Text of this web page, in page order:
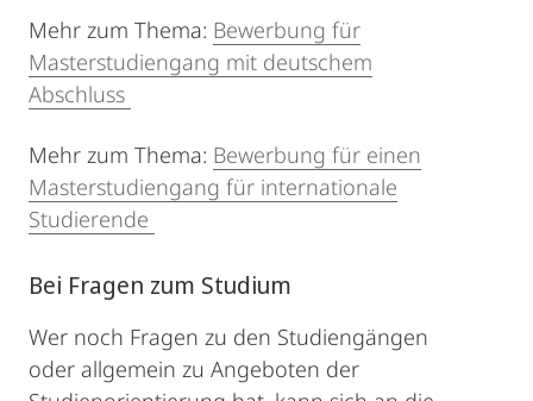
Mehr zum Thema: Bewerbung für
Masterstudiengang mit deutschem
Abschluss
Mehr zum Thema: Bewerbung für einen
Masterstudiengang für internationale
Studierende
Bei Fragen zum Studium
Wer noch Fragen zu den Studiengängen
oder allgemein zu Angeboten der